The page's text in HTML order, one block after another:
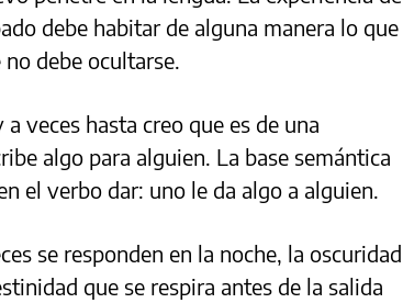
debe habitar de alguna manera lo que
debe ocultarse.
veces hasta creo que es de una
algo para alguien. La base semántica
el verbo dar: uno le da algo a alguien.
se responden en la noche, la oscuridad
que se respira antes de la salida